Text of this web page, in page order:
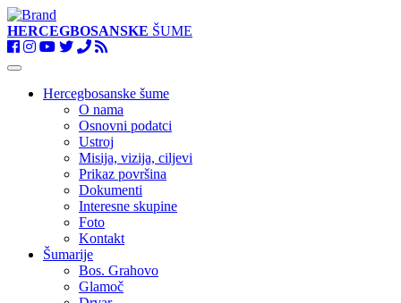
HERCEGBOSANSKE ŠUME
Toggle
navigationHercegbosanske šume
O nama
Osnovni podatci
Ustroj
Misija, vizija, ciljevi
Prikaz površina
Dokumenti
Interesne skupine
Foto
Kontakt
Šumarije
Bos. Grahovo
Glamoč